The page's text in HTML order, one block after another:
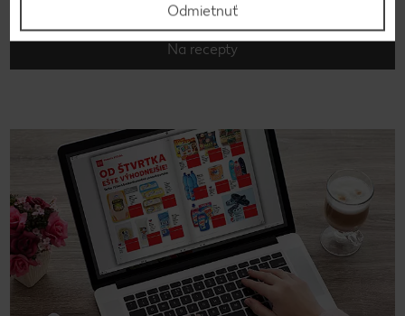
množstva chutných receptov.
Na recepty
Odmietnuť